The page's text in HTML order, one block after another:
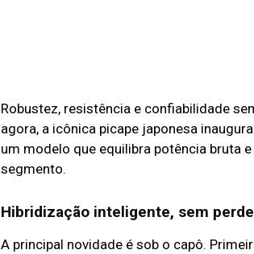
Robustez, resistência e confiabilidade
agora, a icônica picape japonesa
um modelo que equilibra potência bruta
segmento.
Hibridização inteligente, sem
A principal novidade é sob o capô.